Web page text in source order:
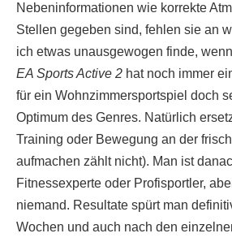
Nebeninformationen wie korrekte
Stellen gegeben sind, fehlen sie an
ich etwas unausgewogen finde,
EA Sports Active 2 hat noch immer
für ein Wohnzimmersportspiel doch
Optimum des Genres. Natürlich
Training oder Bewegung an der
aufmachen zählt nicht). Man ist
Fitnessexperte oder Profisportler,
niemand. Resultate spürt man
Wochen und auch nach den